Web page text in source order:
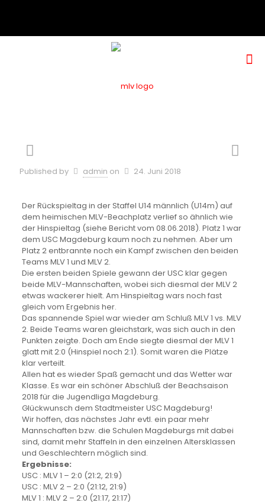
Published by admin on 24. Juni 2018
Der Rückspieltag in der Staffel U14 männlich (U14m) auf
dem heimischen MLV-Beachplatz verlief so ähnlich wie
der Hinspieltag (siehe Bericht vom 08.06.2018). Platz 1 war
dem USC Magdeburg kaum noch zu nehmen. Aber um
Platz 2 entbrannte noch ein Kampf zwischen den beiden
Teams MLV 1 und MLV 2.
Die ersten beiden Spiele gewann der USC klar gegen
beide MLV-Mannschaften, wobei sich diesmal der MLV 2
etwas wackerer hielt. Am Hinspieltag wars noch fast
gleich vom Ergebnis her.
Das spannende Spiel war wieder am Schluß MLV 1 vs. MLV
2. Beide Teams waren gleichstark, was sich auch in den
Punkten zeigte. Doch am Ende siegte diesmal der MLV 1
glatt mit 2:0 (Hinspiel noch 2:1). Somit waren die Plätze
klar verteilt.
Allen hat es wieder Spaß gemacht und das Wetter war
Klasse. Es war ein schöner Abschluß der Beachsaison
2018 für die Jugendliga Magdeburg.
Glückwunsch dem Stadtmeister USC Magdeburg!
Wir hoffen, das nächstes Jahr evtl. ein paar mehr
Mannschaften bzw. die Schulen Magdeburgs mit dabei
sind, damit mehr Staffeln in den einzelnen Altersklassen
und Geschlechtern möglich sind.
Ergebnisse:
USC : MLV 1 – 2:0 (21:2, 21:9)
USC : MLV 2 – 2:0 (21:12, 21:9)
MLV 1 : MLV 2 – 2:0 (21:17, 21:17)